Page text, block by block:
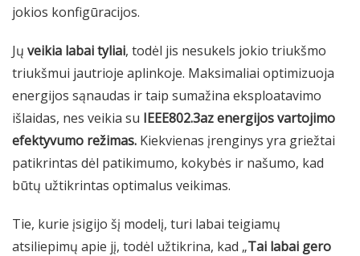
jokios konfigūracijos.
Jų veikia labai tyliai, todėl jis nesukels jokio triukšmo
triukšmui jautrioje aplinkoje. Maksimaliai optimizuoja
energijos sąnaudas ir taip sumažina eksploatavimo
išlaidas, nes veikia su IEEE802.3az energijos vartojimo
efektyvumo režimas. Kiekvienas įrenginys yra griežtai
patikrintas dėl patikimumo, kokybės ir našumo, kad
būtų užtikrintas optimalus veikimas.
Tie, kurie įsigijo šį modelį, turi labai teigiamų
atsiliepimų apie jį, todėl užtikrina, kad „Tai labai gero